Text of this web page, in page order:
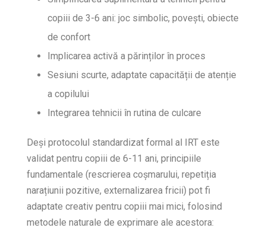
copiii de 3-6 ani: joc simbolic, povești, obiecte
de confort
Implicarea activă a părinților în proces
Sesiuni scurte, adaptate capacității de atenție
a copilului
Integrarea tehnicii în rutina de culcare
Deși protocolul standardizat formal al IRT este
validat pentru copiii de 6-11 ani, principiile
fundamentale (rescrierea coșmarului, repetiția
narațiunii pozitive, externalizarea fricii) pot fi
adaptate creativ pentru copiii mai mici, folosind
metodele naturale de exprimare ale acestora: